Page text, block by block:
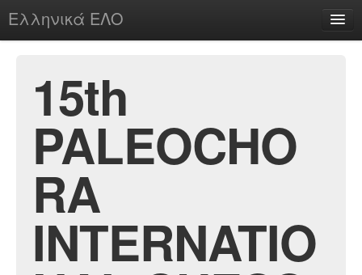
Ελληνικά ΕΛΟ
chesstu.be @ discord
Login
15th
PALEOCHO
RA
INTERNATIO